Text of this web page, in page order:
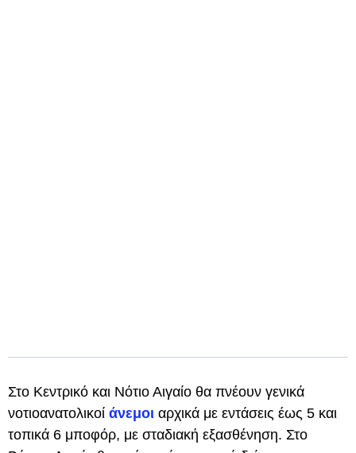
Στο Κεντρικό και Νότιο Αιγαίο θα πνέουν γενικά
νοτιοανατολικοί άνεμοι αρχικά με εντάσεις έως 5 και
τοπικά 6 μποφόρ, με σταδιακή εξασθένηση. Στο